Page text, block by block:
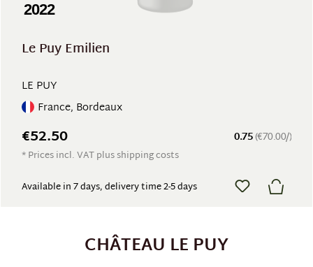
2022
Le Puy Emilien
LE PUY
France, Bordeaux
0.75(€70.00/)
€52.50
* Prices incl. VAT plus shipping costs
Available in 7 days, delivery time 2-5 days
CHÂTEAU LE PUY